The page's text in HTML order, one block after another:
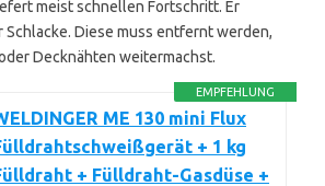
meist schnellen Fortschritt. Er
Schlacke. Diese muss entfernt werden,
Decknähten weitermachst.
EMPFEHLUNG
ME 130 mini Flux
+ 1 kg
+ Fülldraht-Gasdüse +